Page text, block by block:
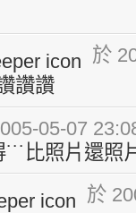
於
讚讚
05-07
比照片還照
於